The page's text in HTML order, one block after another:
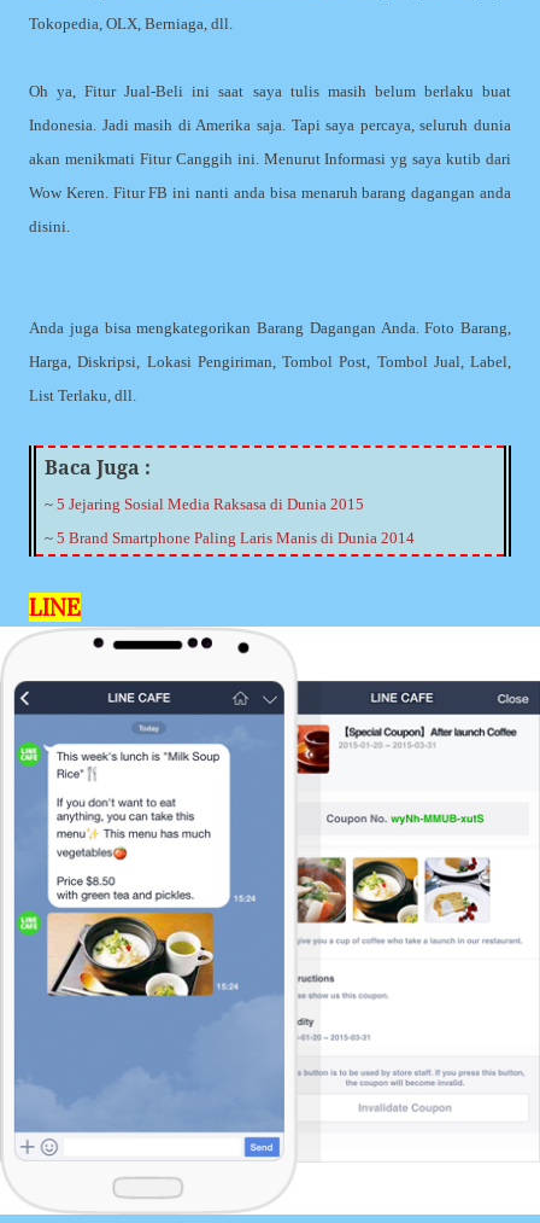
Tokopedia, OLX, Berniaga, dll.
Oh ya, Fitur Jual-Beli ini saat saya tulis masih belum berlaku buat
Indonesia. Jadi masih di Amerika saja. Tapi saya percaya, seluruh dunia
akan menikmati Fitur Canggih ini. Menurut Informasi yg saya kutib dari
Wow Keren. Fitur FB ini nanti anda bisa menaruh barang dagangan anda
disini.
Anda juga bisa mengkategorikan Barang Dagangan Anda. Foto Barang,
Harga, Diskripsi, Lokasi Pengiriman, Tombol Post, Tombol Jual, Label,
List Terlaku, dll.
Baca Juga :
~5 Jejaring Sosial Media Raksasa di Dunia 2015
~5 Brand Smartphone Paling Laris Manis di Dunia 2014
LINE